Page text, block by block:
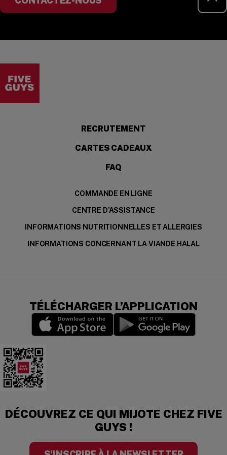
RECRUTEMENT(OPENS IN A NEW
CARTES CADEAUX
FAQ
COMMANDE EN LIGNE
CENTRE D’ASSISTANCE
INFORMATIONS NUTRITIONNELLES ET ALLERGIES
INFORMATIONS CONCERNANT LA VIANDE HALAL
TÉLÉCHARGER L’APPLICATION
Download the app
DÉCOUVREZ CE QUI MIJOTE CHEZ FIVE
GUYS !